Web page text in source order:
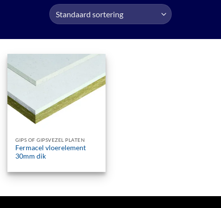
GIPS OF GIPSVEZEL PLATEN
Fermacel vloerelement
30mm dik